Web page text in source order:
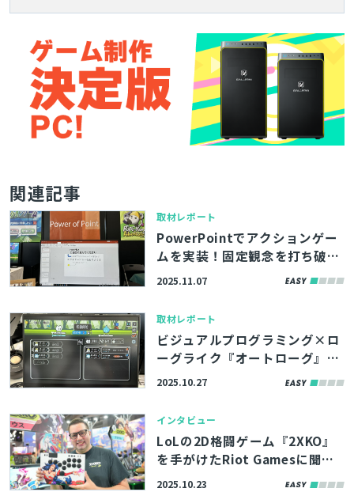
関連記事
取材レポート
PowerPointでアクションゲー
ムを実装！固定観念を打ち破る
『Power of Point』の着想・
2025.11.07
取材レポート
ビジュアルプログラミング×ロ
ーグライク『オートローグ』試
遊レポ。戦闘自動化という独自
法【TGS2025】
2025.10.27
インタビュー
LoLの2D格闘ゲーム『2XKO』
を手がけたRiot Gamesに聞
く、「いまの格闘ゲーム市場で
2025.10.23